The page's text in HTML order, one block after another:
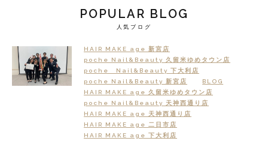
POPULAR BLOG
人気ブログ
HAIR MAKE age 新宮店
poche Nail&Beauty 久留米ゆめタウン店
poche Nail&Beauty 下大利店
poche Nail&Beauty 新宮店
BLOG
HAIR MAKE age 久留米ゆめタウン店
poche Nail&Beauty 天神西通り店
HAIR MAKE age 天神西通り店
HAIR MAKE age 二日市店
HAIR MAKE age 下大利店